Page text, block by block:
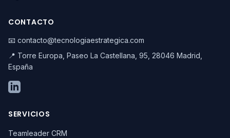
CONTACTO
📧 contacto@tecnologiaestrategica.com
📍 Torre Europa, Paseo La Castellana, 95, 28046 Madrid,
España
SERVICIOS
Teamleader CRM